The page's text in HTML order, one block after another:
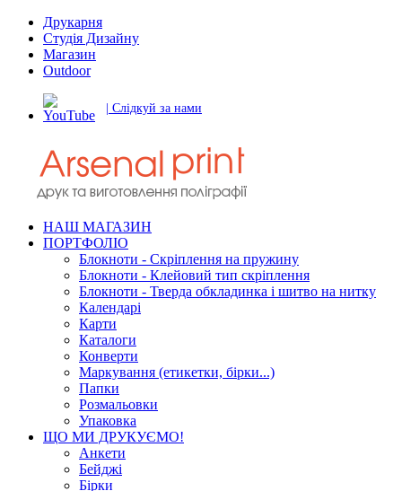
Друкарня
Студія Дизайну
Магазин
Outdoor
| Слідкуй за нами
НАШ МАГАЗИН
ПОРТФОЛІО
Блокноти - Скріплення на пружину
Блокноти - Клейовий тип скріплення
Блокноти - Тверда обкладинка і шитво на нитку
Календарі
Карти
Каталоги
Конверти
Маркування (етикетки, бірки...)
Папки
Розмальовки
Упаковка
ЩО МИ ДРУКУЄМО!
Анкети
Бейджі
Бірки